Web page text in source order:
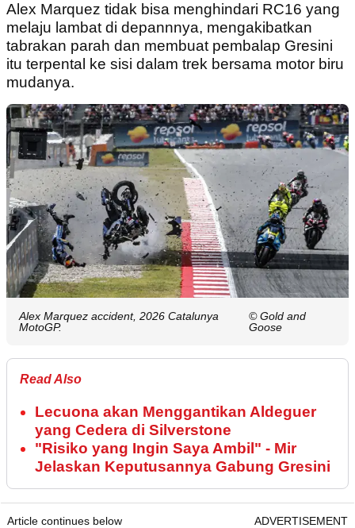
Alex Marquez tidak bisa menghindari RC16 yang
melaju lambat di depannnya, mengakibatkan
tabrakan parah dan membuat pembalap Gresini
itu terpental ke sisi dalam trek bersama motor biru
mudanya.
Alex Marquez accident, 2026 Catalunya
MotoGP.
© Gold and
Goose
Read Also
Lecuona akan Menggantikan Aldeguer
yang Cedera di Silverstone
"Risiko yang Ingin Saya Ambil" - Mir
Jelaskan Keputusannya Gabung Gresini
Article continues below ADVERTISEMENT